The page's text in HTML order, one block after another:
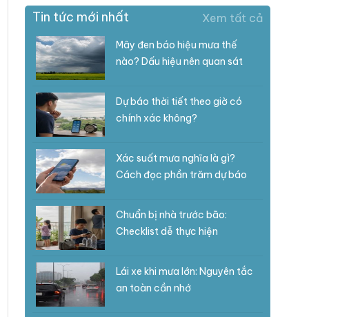
Tin tức mới nhất Xem tất cả
Mây đen báo hiệu mưa thế
nào? Dấu hiệu nên quan sát
Dự báo thời tiết theo giờ có
chính xác không?
Xác suất mưa nghĩa là gì?
Cách đọc phần trăm dự báo
Chuẩn bị nhà trước bão:
Checklist dễ thực hiện
Lái xe khi mưa lớn: Nguyên tắc
an toàn cần nhớ